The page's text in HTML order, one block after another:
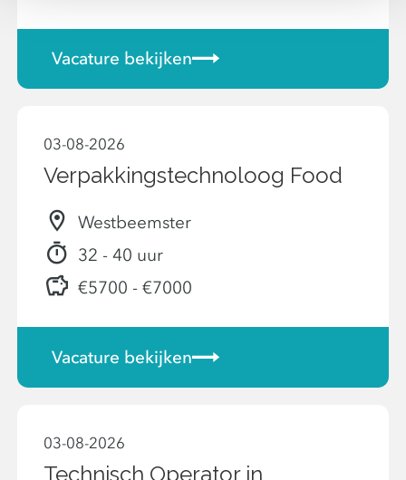
Vacature bekijken
03-08-2026
Verpakkingstechnoloog Food
Westbeemster
32 - 40 uur
€5700 - €7000
Vacature bekijken
03-08-2026
Technisch Operator in